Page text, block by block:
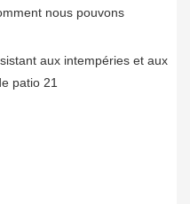
nous pouvons